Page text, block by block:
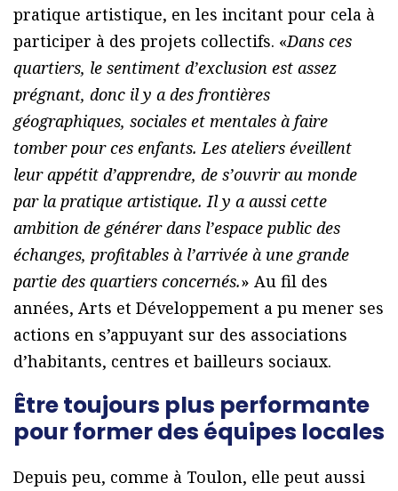
pratique artistique, en les incitant pour cela à
participer à des projets collectifs. «Dans ces
quartiers, le sentiment d’exclusion est assez
prégnant, donc il y a des frontières
géographiques, sociales et mentales à faire
tomber pour ces enfants. Les ateliers éveillent
leur appétit d’apprendre, de s’ouvrir au monde
par la pratique artistique. Il y a aussi cette
ambition de générer dans l’espace public des
échanges, profitables à l’arrivée à une grande
partie des quartiers concernés.» Au fil des
années, Arts et Développement a pu mener ses
actions en s’appuyant sur des associations
d’habitants, centres et bailleurs sociaux.
Être toujours plus performante
pour former des équipes locales
Depuis peu, comme à Toulon, elle peut aussi